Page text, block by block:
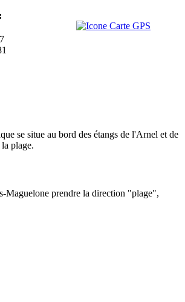
se situe au bord des étangs de l'Arnel et de
plage.
Maguelone prendre la direction "plage",